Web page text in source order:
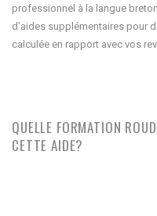
professionnel à la langue
d’aides supplémentaires pour
calculée en rapport avec vos
QUELLE FORMATION
CETTE AIDE?